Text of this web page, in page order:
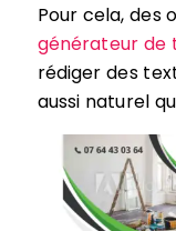
Pour cela, des
générateur de
rédiger des
aussi naturel